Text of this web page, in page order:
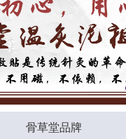
骨草堂品牌